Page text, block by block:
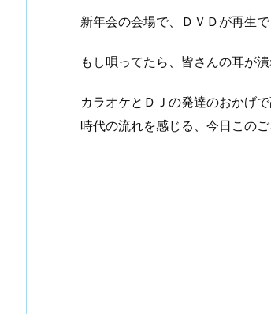
新年会の会場で、ＤＶＤが再生で
もし唄ってたら、皆さんの耳が潰
カラオケとＤＪの発達のおかげ
時代の流れを感じる、今日このご